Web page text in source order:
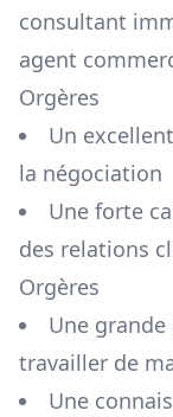
consultant
agent
Orgères
Un
la négociation
Une forte
des relations
Orgères
Une
travailler de
Une